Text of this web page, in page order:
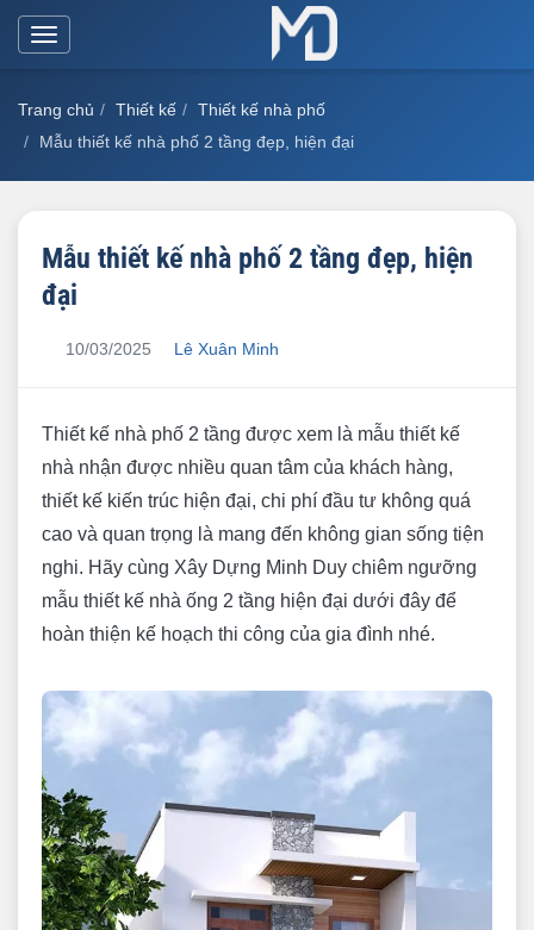
Toggle
Trang chủ Thiết kế
Thiết kế nhà phố
Mẫu thiết kế nhà phố 2 tầng đẹp, hiện đại
Mẫu thiết kế nhà phố 2 tầng đẹp, hiện
đại
10/03/2025 Lê Xuân Minh
Thiết kế nhà phố 2 tầng được xem là mẫu thiết kế
nhà nhận được nhiều quan tâm của khách hàng,
thiết kế kiến trúc hiện đại, chi phí đầu tư không quá
cao và quan trọng là mang đến không gian sống tiện
nghi. Hãy cùng Xây Dựng Minh Duy chiêm ngưỡng
mẫu thiết kế nhà ống 2 tầng hiện đại dưới đây để
hoàn thiện kế hoạch thi công của gia đình nhé.